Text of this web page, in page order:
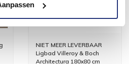
NIET MEER LEVERBAAR
Ligbad Villeroy & Boch
Architectura 180x80 cm